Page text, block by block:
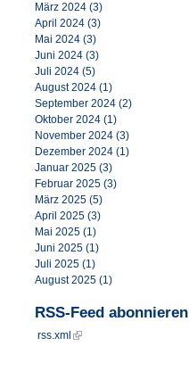
März 2024 (3)
April 2024 (3)
Mai 2024 (3)
Juni 2024 (3)
Juli 2024 (5)
August 2024 (1)
September 2024 (2)
Oktober 2024 (1)
November 2024 (3)
Dezember 2024 (1)
Januar 2025 (3)
Februar 2025 (3)
März 2025 (5)
April 2025 (3)
Mai 2025 (1)
Juni 2025 (1)
Juli 2025 (1)
August 2025 (1)
RSS-Feed abonnieren
rss.xml